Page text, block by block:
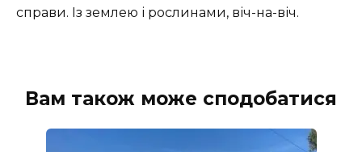
справи. Із землею і рослинами, віч-на-віч.
Вам також може сподобатися